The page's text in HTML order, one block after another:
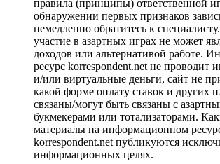
правила (принципы) ответственной
обнаружении первых признаков
немедленно обратитесь к
участие в азартных играх не может
доходов или альтернативой работе.
ресурс korrespondent.net не проводит
и/или виртуальные деньги, сайт не
какой форме оплату ставок и других
связаны/могут быть связаны с
букмекерами или тотализаторами.
материалы на информационном
korrespondent.net публикуются
информационных целях.